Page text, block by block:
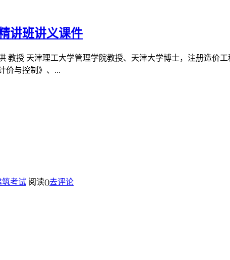
讲班讲义课件
教授 天津理工大学管理学院教授、天津大学博士，注册造价
价与控制》、...
筑考试 阅读()去评论